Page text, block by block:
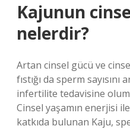
Kajunun
nelerdir?
Artan cinsel gücü ve
fıstığı da sperm sayısını
infertilite tedavisine
Cinsel yaşamın enerjisi
katkıda bulunan Kaju,